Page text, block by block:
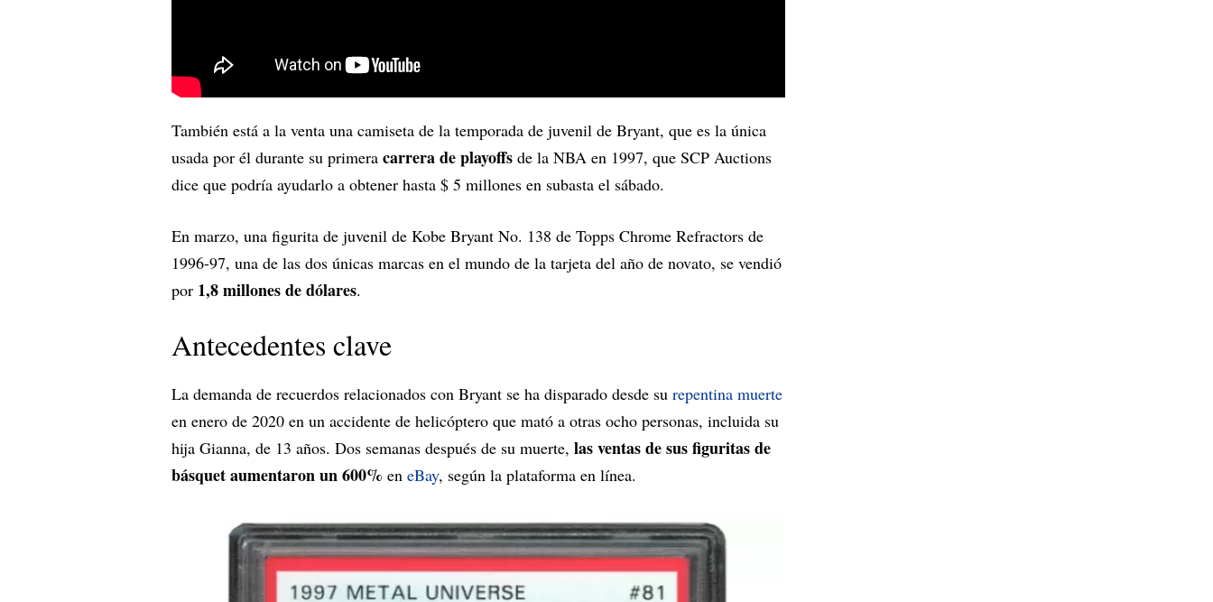
También está a la venta una camiseta de la temporada de juvenil de Bryant, que es la única
usada por él durante su primera carrera de playoffs de la NBA en 1997, que SCP Auctions
dice que podría ayudarlo a obtener hasta $ 5 millones en subasta el sábado.
En marzo, una figurita de juvenil de Kobe Bryant No. 138 de Topps Chrome Refractors de
1996-97, una de las dos únicas marcas en el mundo de la tarjeta del año de novato, se vendió
por 1,8 millones de dólares.
Antecedentes clave
La demanda de recuerdos relacionados con Bryant se ha disparado desde su repentina muerte
en enero de 2020 en un accidente de helicóptero que mató a otras ocho personas, incluida su
hija Gianna, de 13 años. Dos semanas después de su muerte, las ventas de sus figuritas de
básquet aumentaron un 600% en eBay, según la plataforma en línea.